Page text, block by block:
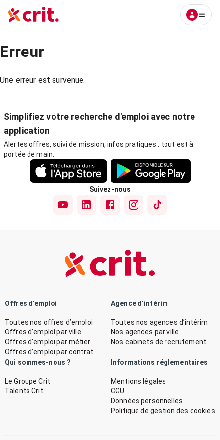
Erreur
Une erreur est survenue.
Simplifiez votre recherche d'emploi avec notre
application
Alertes offres, suivi de mission, infos pratiques : tout est à
portée de main.
Suivez-nous
Offres d’emploi
Toutes nos offres d’emploi
Offres d’emploi par ville
Offres d’emploi par métier
Offres d’emploi par contrat
Agence d’intérim
Toutes nos agences d’intérim
Nos agences par ville
Nos cabinets de recrutement
Qui sommes-nous ?
Le Groupe Crit
Talents Crit
Informations réglementaires
Mentions légales
CGU
Données personnelles
Politique de gestion des cookies